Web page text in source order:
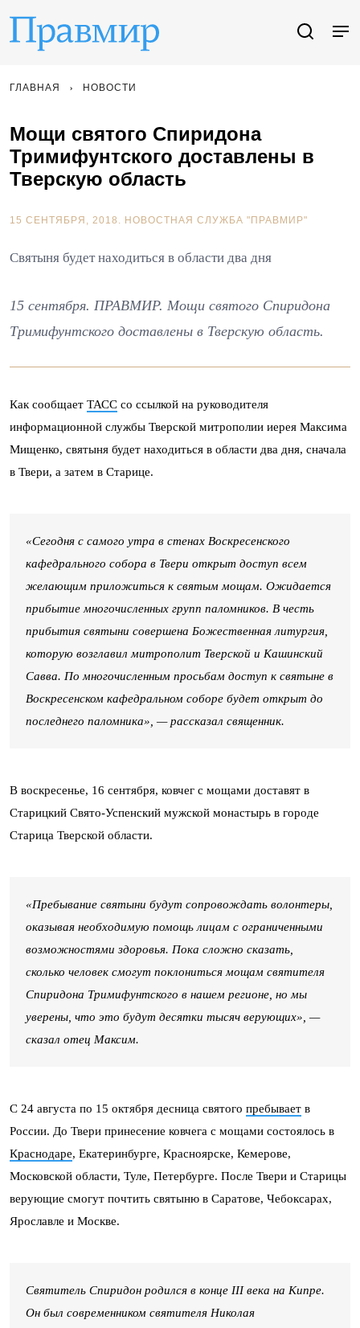
ГЛАВНАЯ НОВОСТИ
Мощи святого Спиридона
Тримифунтского доставлены в
Тверскую область
15 СЕНТЯБРЯ, 2018. НОВОСТНАЯ СЛУЖБА "ПРАВМИР"
Святыня будет находиться в области два дня
15 сентября. ПРАВМИР. Мощи святого Спиридона
Тримифунтского доставлены в Тверскую область.
Как сообщает ТАСС со ссылкой на руководителя
информационной службы Тверской митрополии иерея Максима
Мищенко, святыня будет находиться в области два дня, сначала
в Твери, а затем в Старице.
«Сегодня с самого утра в стенах Воскресенского
кафедрального собора в Твери открыт доступ всем
желающим приложиться к святым мощам. Ожидается
прибытие многочисленных групп паломников. В честь
прибытия святыни совершена Божественная литургия,
которую возглавил митрополит Тверской и Кашинский
Савва. По многочисленным просьбам доступ к святыне в
Воскресенском кафедральном соборе будет открыт до
последнего паломника», — рассказал священник.
В воскресенье, 16 сентября, ковчег с мощами доставят в
Старицкий Свято-Успенский мужской монастырь в городе
Старица Тверской области.
«Пребывание святыни будут сопровождать волонтеры,
оказывая необходимую помощь лицам с ограниченными
возможностями здоровья. Пока сложно сказать,
сколько человек смогут поклониться мощам святителя
Спиридона Тримифунтского в нашем регионе, но мы
уверены, что это будут десятки тысяч верующих», —
сказал отец Максим.
С 24 августа по 15 октября десница святого пребывает в
России. До Твери принесение ковчега с мощами состоялось в
Краснодаре, Екатеринбурге, Красноярске, Кемерове,
Московской области, Туле, Петербурге. После Твери и Старицы
верующие смогут почтить святыню в Саратове, Чебоксарах,
Ярославле и Москве.
Святитель Спиридон родился в конце III века на Кипре.
Он был современником святителя Николая